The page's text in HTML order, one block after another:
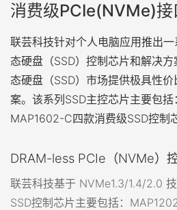
消费级PCIe(NVMe)接
联芸科技针对个人电脑应用推出
态硬盘（SSD）控制芯片和解决
态硬盘（SSD）市场提供极具性
案。该系列SSD主控芯片主要包括
MAP1602-C四款消费级SSD控制
DRAM-less PCIe（NVMe）
联芸科技基于 NVMe1.3/1.4/2.0
SSD控制芯片主要包括：